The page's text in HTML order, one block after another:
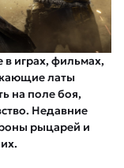
играх, фильмах,
латы
на поле боя,
Недавние
рыцарей и